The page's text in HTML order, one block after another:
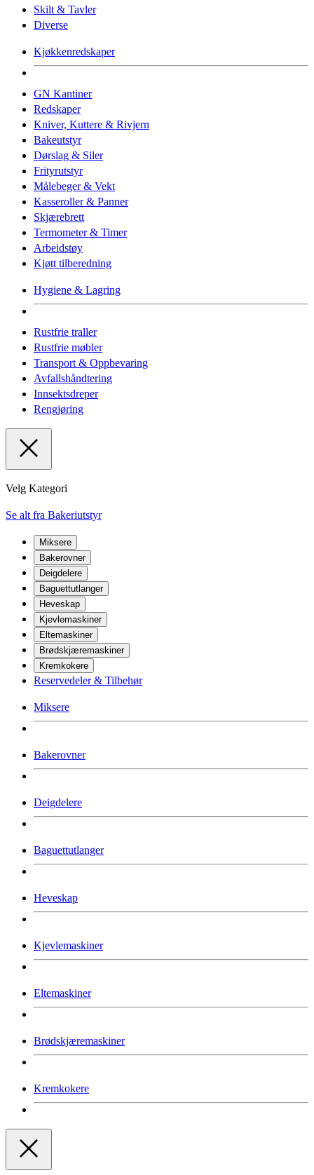
Skilt & Tavler
Diverse
Kjøkkenredskaper
GN Kantiner
Redskaper
Kniver, Kuttere & Rivjern
Bakeutstyr
Dørslag & Siler
Frityrutstyr
Målebeger & Vekt
Kasseroller & Panner
Skjærebrett
Termometer & Timer
Arbeidstøy
Kjøtt tilberedning
Hygiene & Lagring
Rustfrie traller
Rustfrie møbler
Transport & Oppbevaring
Avfallshåndtering
Innsektsdreper
Rengjøring
Velg Kategori
Se alt fra Bakeriutstyr
Miksere
Bakerovner
Deigdelere
Baguettutlanger
Heveskap
Kjevlemaskiner
Eltemaskiner
Brødskjæremaskiner
Kremkokere
Reservedeler & Tilbehør
Miksere
Bakerovner
Deigdelere
Baguettutlanger
Heveskap
Kjevlemaskiner
Eltemaskiner
Brødskjæremaskiner
Kremkokere